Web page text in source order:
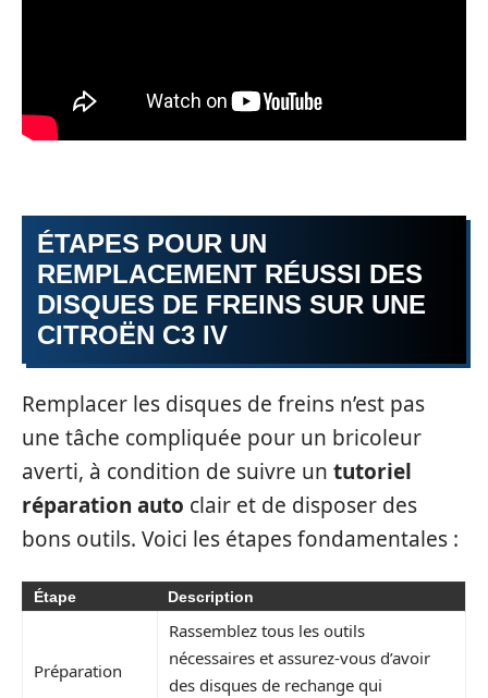
ÉTAPES POUR UN
REMPLACEMENT RÉUSSI DES
DISQUES DE FREINS SUR UNE
CITROËN C3 IV
Remplacer les disques de freins n’est pas
une tâche compliquée pour un bricoleur
averti, à condition de suivre un tutoriel
réparation auto clair et de disposer des
bons outils. Voici les étapes fondamentales :
Étape Description
Préparation
Rassemblez tous les outils
nécessaires et assurez-vous d’avoir
des disques de rechange qui